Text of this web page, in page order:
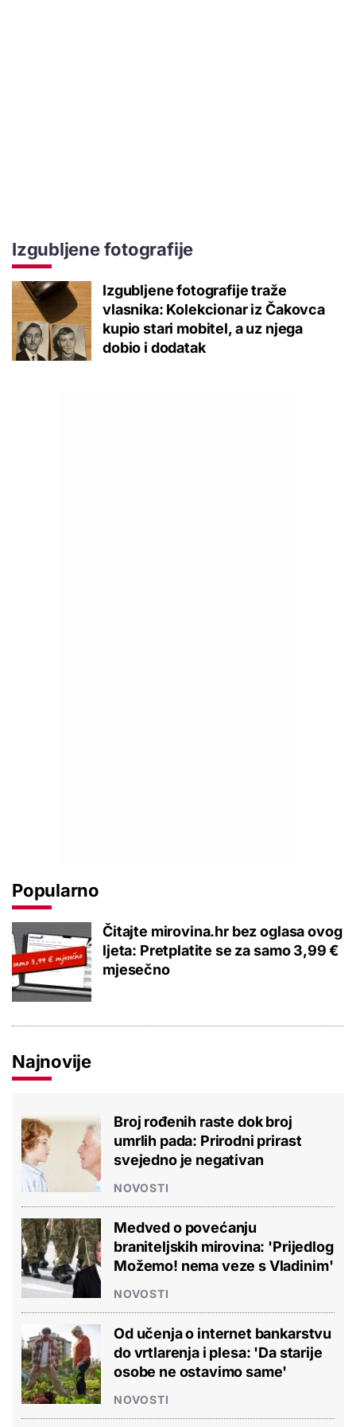
Izgubljene fotografije
Izgubljene fotografije traže
vlasnika: Kolekcionar iz Čakovca
kupio stari mobitel, a uz njega
dobio i dodatak
Popularno
Čitajte mirovina.hr bez oglasa ovog
ljeta: Pretplatite se za samo 3,99 €
mjesečno
Najnovije
Broj rođenih raste dok broj
umrlih pada: Prirodni prirast
svejedno je negativan
NOVOSTI
Medved o povećanju
braniteljskih mirovina: 'Prijedlog
Možemo! nema veze s Vladinim'
NOVOSTI
Od učenja o internet bankarstvu
do vrtlarenja i plesa: 'Da starije
osobe ne ostavimo same'
NOVOSTI